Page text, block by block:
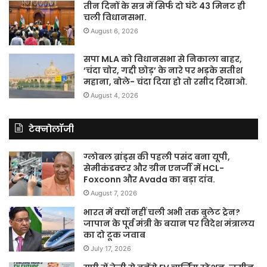
तीन दिनों के सत्र में सिर्फ दो घंटे 43 मिनट ही
चली विधानसभा.
August 6, 2026
सपा MLA को विधानसभा से निकाला बाहर,
‘चंदा चोर, गद्दी छोड़’ के नारे पर भड़के सतीश
महाना, बोले- चंदा दिया हो तो रसीद दिखाओ.
August 4, 2026
टेक्नोलॉजी
ग्लोबल ब्रांड्स की पहली पसंद बना यूपी,
सेमीकंडक्टर और ग्रीन एनर्जी में HCL-
Foxconn और Avada का बड़ा दांव.
August 7, 2026
भारत में क्यों नहीं चली अभी तक बुलेट ट्रेन?
जापान के पूर्व मंत्री के बयान पर विदेश मंत्रालय
का दो टूक जवाब
July 17, 2026